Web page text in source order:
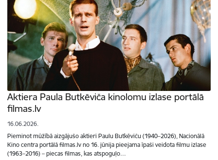
Aktiera Paula Butkēviča kinolomu izlase portālā
filmas.lv
16.06.2026.
Pieminot mūžībā aizgājušo aktieri Paulu Butkēviču (1940–2026), Nacionālā
Kino centra portālā filmas.lv no 16. jūnija pieejama īpaši veidota filmu izlase
(1963–2016) – piecas filmas, kas atspoguļo…